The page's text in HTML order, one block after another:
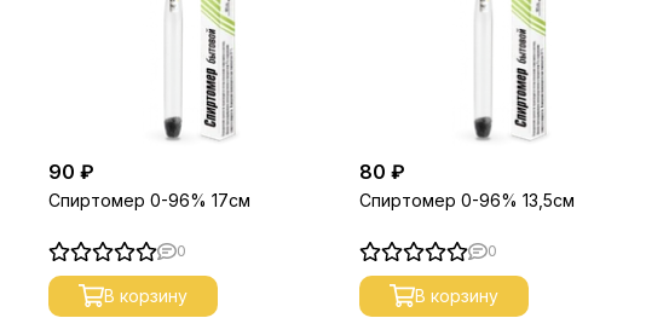
90 ₽
Спиртомер 0-96% 17см
0
В корзину
80 ₽
Спиртомер 0-96% 13,5см
0
В корзину